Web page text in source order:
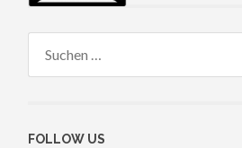
FOLLOW US